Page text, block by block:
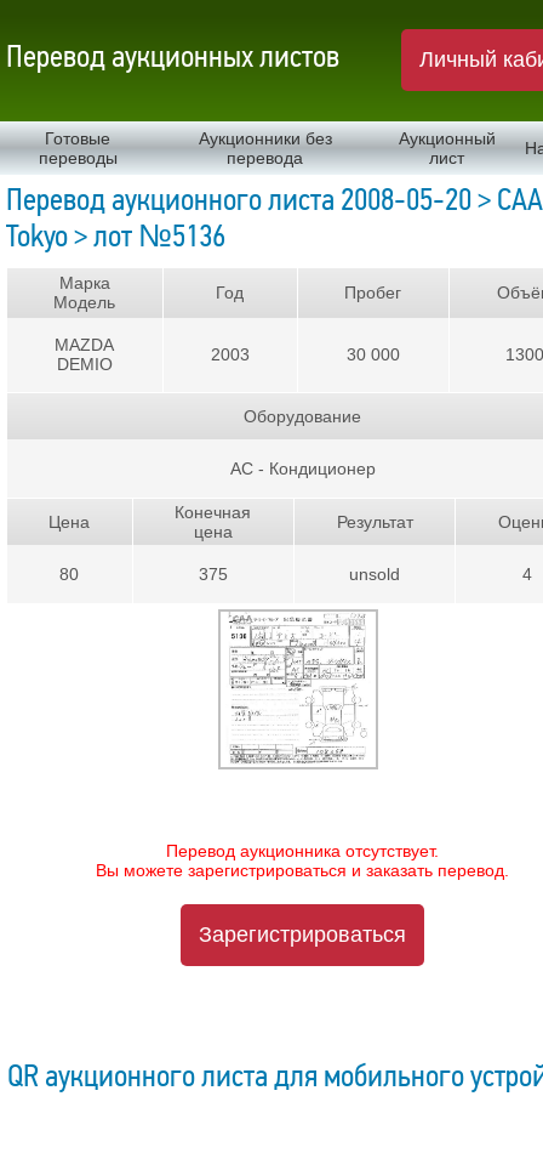
Перевод аукционных листов Личный
Готовые
переводы
Аукционники без
перевода
Аукционный
лист
Перевод аукционного листа 2008-05-20 > CAA
Tokyo > лот №5136
Марка
Модель
MAZDA
DEMIO
Год
2003
Пробег
30 000 1300
Оборудование
AC - Кондиционер
Цена
80
Конечная
цена
375
Результат
unsold 4
Перевод аукционника отсутствует.
Вы можете зарегистрироваться и заказать перевод.
Зарегистрироваться
QR аукционного листа для мобильного